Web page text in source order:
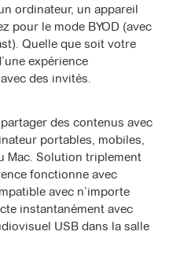
ordinateur, un appareil
pour le mode BYOD (avec
Quelle que soit votre
expérience
des invités.
des contenus avec
portables, mobiles,
Mac. Solution triplement
fonctionne avec
avec n’importe
instantanément avec
USB dans la salle